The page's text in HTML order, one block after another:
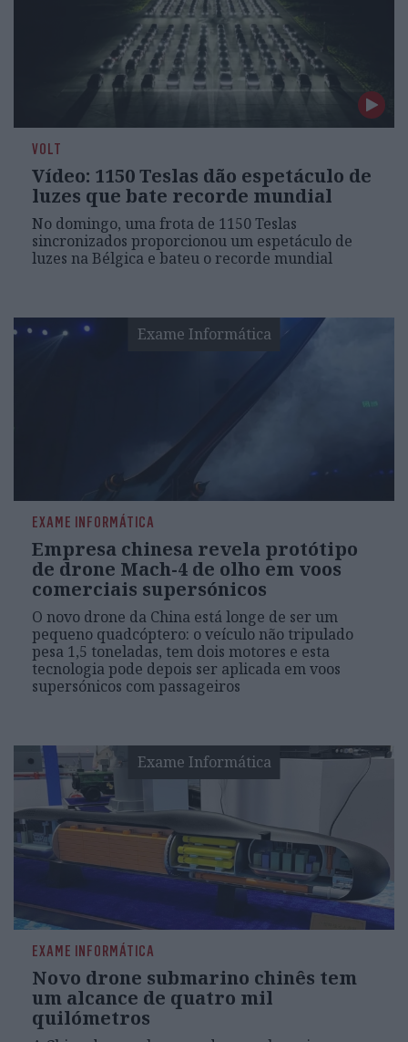
VOLT
Vídeo: 1150 Teslas dão espetáculo de
luzes que bate recorde mundial
No domingo, uma frota de 1150 Teslas
sincronizados proporcionou um espetáculo de
luzes na Bélgica e bateu o recorde mundial
Exame Informática
EXAME INFORMÁTICA
Empresa chinesa revela protótipo
de drone Mach-4 de olho em voos
comerciais supersónicos
O novo drone da China está longe de ser um
pequeno quadcóptero: o veículo não tripulado
pesa 1,5 toneladas, tem dois motores e esta
tecnologia pode depois ser aplicada em voos
supersónicos com passageiros
Exame Informática
EXAME INFORMÁTICA
Novo drone submarino chinês tem
um alcance de quatro mil
quilómetros